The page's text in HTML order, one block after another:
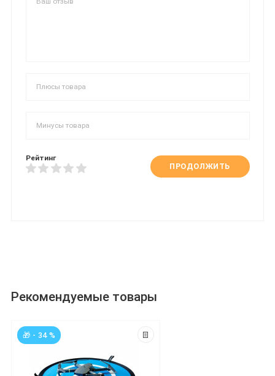
Рейтинг
ПРОДОЛЖИТЬ
Рекомендуемые товары
🎁 - 34 %